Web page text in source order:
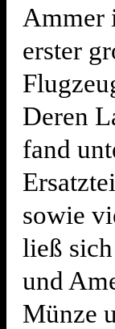
Ammer
erster
Deren
fand
sowie
ließ
und
Münze